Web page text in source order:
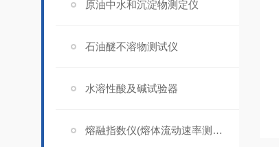
原油中水和沉淀物测定仪
石油醚不溶物测试仪
水溶性酸及碱试验器
熔融指数仪(熔体流动速率测定仪)